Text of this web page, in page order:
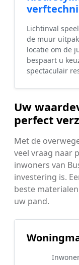
Lichtinval
de muur
locatie om de
bespaart u
spectaculair
Uw
perfect
Met de
veel vraag naar
inwoners van
investering is.
beste
uw pand.